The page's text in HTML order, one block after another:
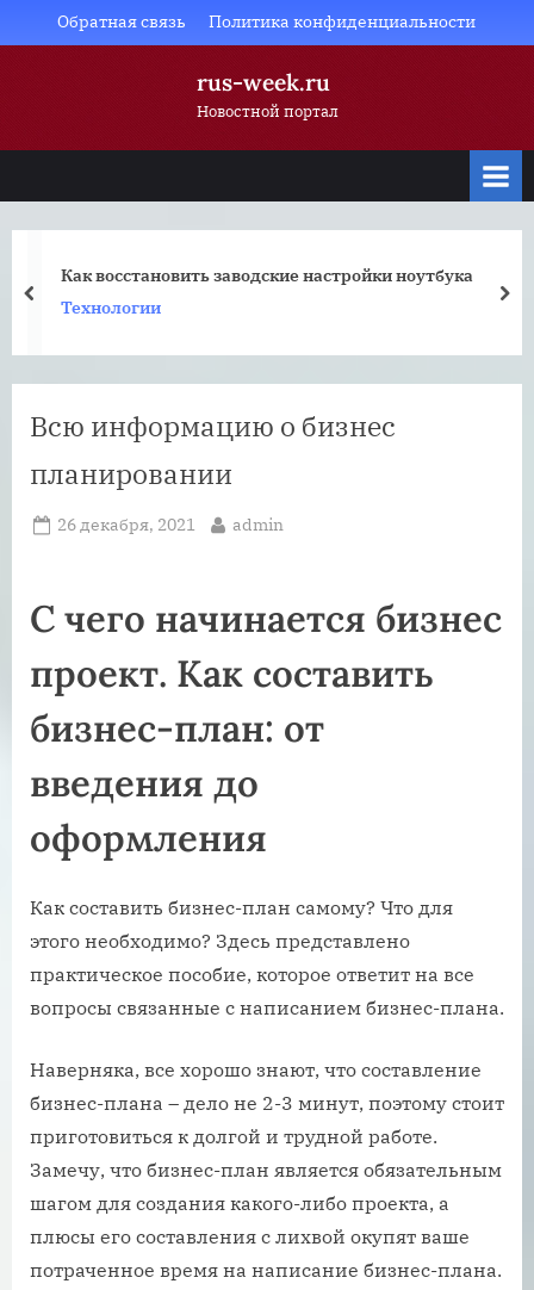
to
Обратная связь Политика конфиденциальности
rus-week.ru
Новостной портал
Как восстановить заводские настройки ноутбука
Технологии
prev
Всю информацию о бизнес
планировании
Posted
26 декабря, 2021 By
admin
С чего начинается бизнес
проект. Как составить
бизнес-план: от
введения до
оформления
Как составить бизнес-план самому? Что для
этого необходимо? Здесь представлено
практическое пособие, которое ответит на все
вопросы связанные с написанием бизнес-плана.
Наверняка, все хорошо знают, что составление
бизнес-плана – дело не 2-3 минут, поэтому стоит
приготовиться к долгой и трудной работе.
Замечу, что бизнес-план является обязательным
шагом для создания какого-либо проекта, а
плюсы его составления с лихвой окупят ваше
потраченное время на написание бизнес-плана.